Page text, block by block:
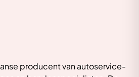
producent van autoservice-